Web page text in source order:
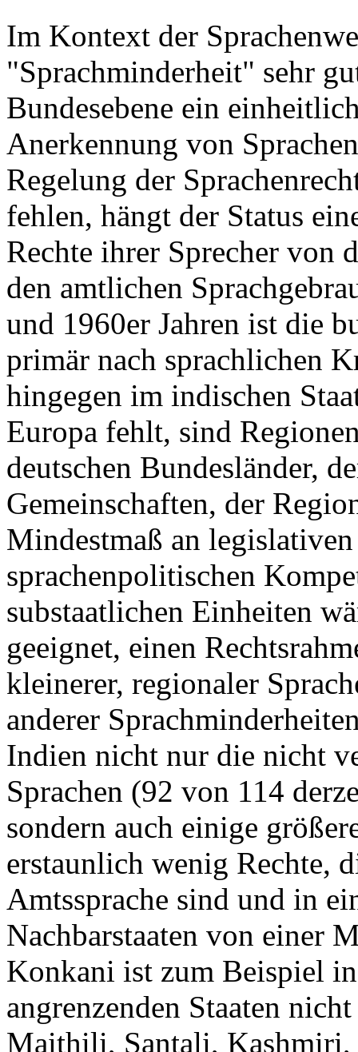
Im Kontext der
"Sprachminderheit" sehr
Bundesebene ein
Anerkennung von
Regelung der
fehlen, hängt der Status
Rechte ihrer Sprecher von
den amtlichen
und 1960er Jahren ist die
primär nach sprachlichen
hingegen im indischen
Europa fehlt, sind
deutschen Bundesländer,
Gemeinschaften, der
Mindestmaß an
sprachenpolitischen
substaatlichen Einheiten
geeignet, einen
kleinerer, regionaler
anderer
Indien nicht nur die nicht
Sprachen (92 von 114
sondern auch einige
erstaunlich wenig Rechte,
Amtssprache sind und in
Nachbarstaaten von einer
Konkani ist zum Beispiel
angrenzenden Staaten
Maithili, Santali,